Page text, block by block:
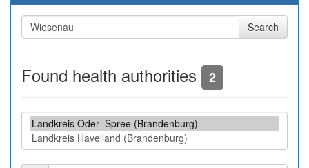
Found health authorities 2